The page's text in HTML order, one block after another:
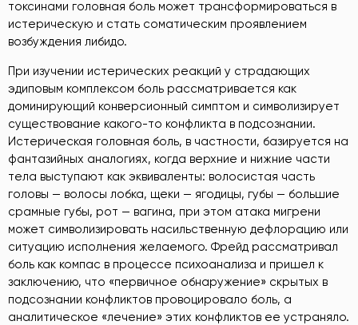
токсинами головная боль может трансформироваться в
истерическую и стать соматическим проявлением
возбуждения либидо.
При изучении истерических реакций у страдающих
эдиповым комплексом боль рассматривается как
доминирующий конверсионный симптом и символизирует
существование какого-то конфликта в подсознании.
Истерическая головная боль, в частности, базируется на
фантазийных аналогиях, когда верхние и нижние части
тела выступают как эквиваленты: волосистая часть
головы — волосы лобка, щеки — ягодицы, губы — большие
срамные губы, рот — вагина, при этом атака мигрени
может символизировать насильственную дефлорацию или
ситуацию исполнения желаемого. Фрейд рассматривал
боль как компас в процессе психоанализа и пришел к
заключению, что «первичное обнаружение» скрытых в
подсознании конфликтов провоцировало боль, а
аналитическое «лечение» этих конфликтов ее устраняло.